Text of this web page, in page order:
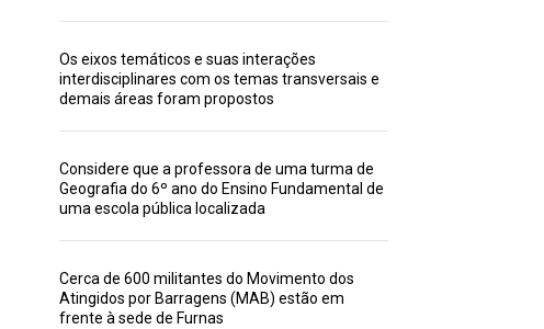
Os eixos temáticos e suas interações
interdisciplinares com os temas transversais e
demais áreas foram propostos
Considere que a professora de uma turma de
Geografia do 6º ano do Ensino Fundamental de
uma escola pública localizada
Cerca de 600 militantes do Movimento dos
Atingidos por Barragens (MAB) estão em
frente à sede de Furnas